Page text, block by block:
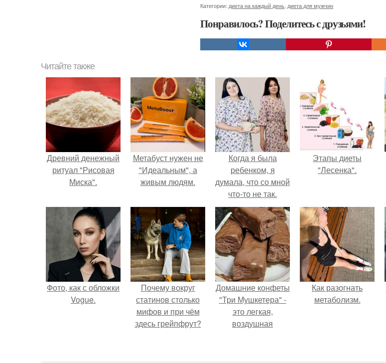
Категории: диета на каждый день диета для мужчин
Понравилось? Поделитесь с друзьями!
Читайте также
Древний денежный
ритуал "Рисовая
Миска".
Метабуст нужен не
"Идеальным", а
живым людям.
Когда я была
ребенком, я
думала, что со мной
что-то не так.
Этапы диеты
"Лесенка".
Фото, как с обложки
Vogue.
Почему вокруг
статинов столько
мифов и при чём
здесь грейпфрут?
Домашние конфеты
"Три Мушкетера" -
это легкая,
воздушная
молочным
Как разогнать
метаболизм.